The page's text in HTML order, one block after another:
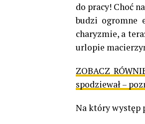
do pracy! Choć
budzi ogromne
charyzmie, a
urlopie
ZOBACZ
spodziewał –
Na który występ